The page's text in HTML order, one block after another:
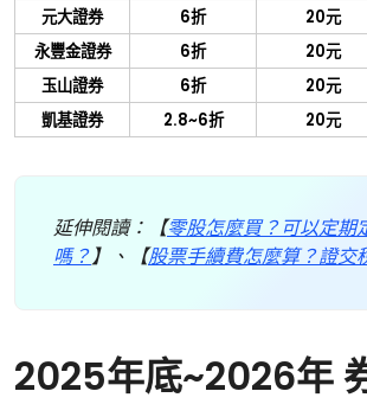
元大證券
6折 20元
永豐金證券
6折 20元
玉山證券
6折 20元
凱基證券
2.8~6折 20元
延伸閱讀：【零股怎麼買？可以定期
嗎？ 】、【股票手續費怎麼算？證交
2025年底~2026年